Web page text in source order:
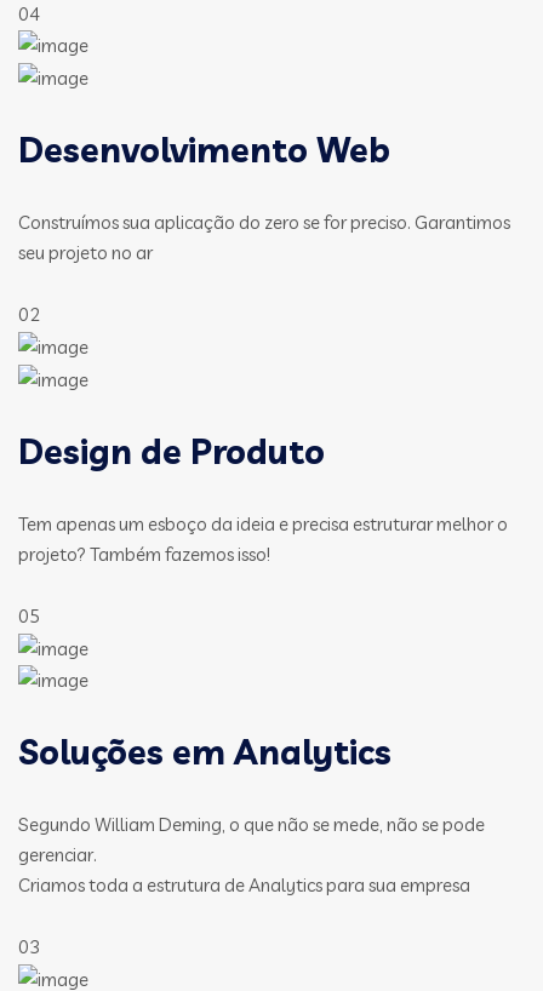
04
Desenvolvimento Web
Construímos sua aplicação do zero se for preciso. Garantimos
seu projeto no ar
02
Design de Produto
Tem apenas um esboço da ideia e precisa estruturar melhor o
projeto? Também fazemos isso!
05
Soluções em Analytics
Segundo William Deming, o que não se mede, não se pode
gerenciar.
Criamos toda a estrutura de Analytics para sua empresa
03